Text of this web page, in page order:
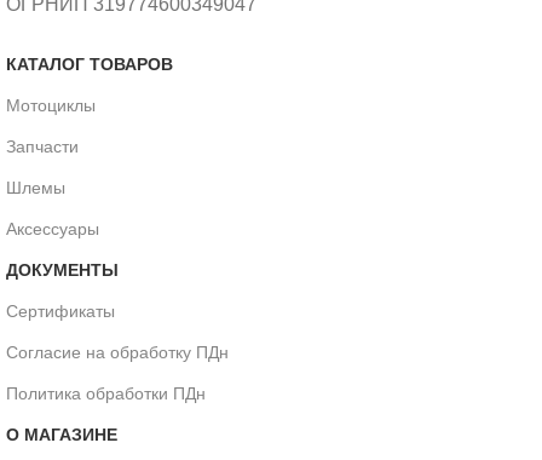
КАТАЛОГ ТОВАРОВ
Мотоциклы
Запчасти
Шлемы
Аксессуары
ДОКУМЕНТЫ
Сертификаты
Согласие на обработку ПДн
Политика обработки ПДн
О МАГАЗИНЕ